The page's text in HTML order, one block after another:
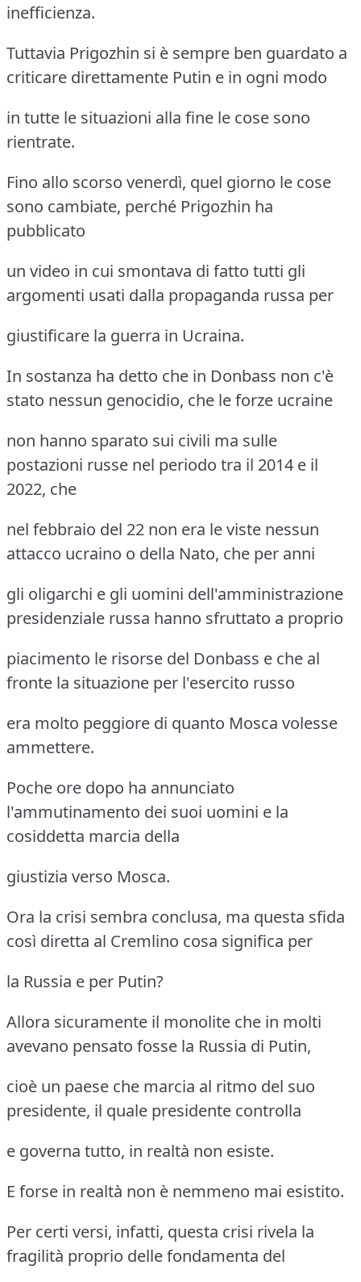
inefficienza.
Tuttavia Prigozhin si è sempre ben guardato a
criticare direttamente Putin e in ogni modo
in tutte le situazioni alla fine le cose sono
rientrate.
Fino allo scorso venerdì, quel giorno le cose
sono cambiate, perché Prigozhin ha
pubblicato
un video in cui smontava di fatto tutti gli
argomenti usati dalla propaganda russa per
giustificare la guerra in Ucraina.
In sostanza ha detto che in Donbass non c'è
stato nessun genocidio, che le forze ucraine
non hanno sparato sui civili ma sulle
postazioni russe nel periodo tra il 2014 e il
2022, che
nel febbraio del 22 non era le viste nessun
attacco ucraino o della Nato, che per anni
gli oligarchi e gli uomini dell'amministrazione
presidenziale russa hanno sfruttato a proprio
piacimento le risorse del Donbass e che al
fronte la situazione per l'esercito russo
era molto peggiore di quanto Mosca volesse
ammettere.
Poche ore dopo ha annunciato
l'ammutinamento dei suoi uomini e la
cosiddetta marcia della
giustizia verso Mosca.
Ora la crisi sembra conclusa, ma questa sfida
così diretta al Cremlino cosa significa per
la Russia e per Putin?
Allora sicuramente il monolite che in molti
avevano pensato fosse la Russia di Putin,
cioè un paese che marcia al ritmo del suo
presidente, il quale presidente controlla
e governa tutto, in realtà non esiste.
E forse in realtà non è nemmeno mai esistito.
Per certi versi, infatti, questa crisi rivela la
fragilità proprio delle fondamenta del